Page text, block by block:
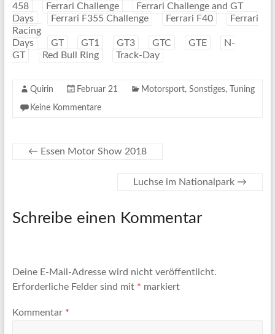
458
Ferrari Challenge
Ferrari Challenge and GT
Days
Ferrari F355 Challenge Ferrari F40
Ferrari
Racing
Days
GT GT1 GT3 GTC GTE
N-
GT
Red Bull Ring Track-Day
Quirin Februar 21 Motorsport, Sonstiges, Tuning
Keine Kommentare
← Essen Motor Show 2018
Luchse im Nationalpark →
Schreibe einen Kommentar
Deine E-Mail-Adresse wird nicht veröffentlicht.
Erforderliche Felder sind mit * markiert
Kommentar *